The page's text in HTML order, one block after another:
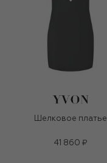
Шелковое платье
41 860 ₽